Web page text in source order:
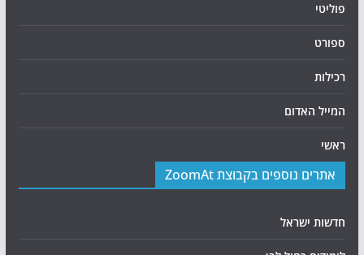
פוליטי
ספורט
רכילות
המייל האדום
ראשי
אתרים נוספים בקבוצת ZoomAt
חדשות ישראל